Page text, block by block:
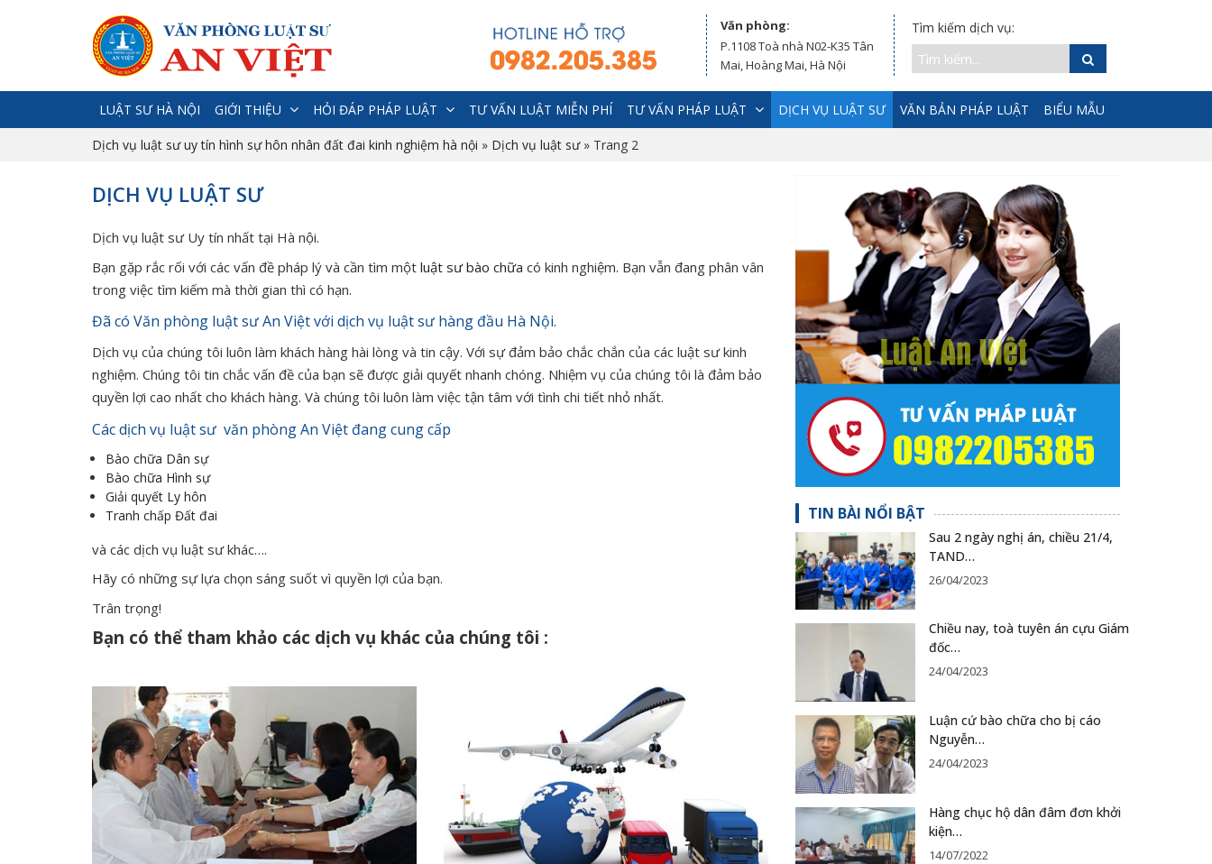
Văn phòng:
P.1108 Toà nhà N02-K35 Tân
Mai, Hoàng Mai, Hà Nội
Tìm kiếm dịch vụ:
LUẬT SƯ HÀ NỘI GIỚI THIỆU HỎI ĐÁP PHÁP LUẬT TƯ VẤN LUẬT MIỄN PHÍ TƯ VẤN PHÁP LUẬT DỊCH VỤ LUẬT SƯ VĂN BẢN PHÁP LUẬT BIỂU MẪU
Dịch vụ luật sư uy tín hình sự hôn nhân đất đai kinh nghiệm hà nội » Dịch vụ luật sư» Trang 2
DỊCH VỤ LUẬT SƯ
Dịch vụ luật sư Uy tín nhất tại Hà nội.
Bạn gặp rắc rối với các vấn đề pháp lý và cần tìm một luật sư bào chữa có kinh nghiệm. Bạn vẫn đang phân vân
trong việc tìm kiếm mà thời gian thì có hạn.
Đã có Văn phòng luật sư An Việt với dịch vụ luật sư hàng đầu Hà Nội.
Dịch vụ của chúng tôi luôn làm khách hàng hài lòng và tin cậy. Với sự đảm bảo chắc chắn của các luật sư kinh
nghiệm. Chúng tôi tin chắc vấn đề của bạn sẽ được giải quyết nhanh chóng. Nhiệm vụ của chúng tôi là đảm bảo
quyền lợi cao nhất cho khách hàng. Và chúng tôi luôn làm việc tận tâm với tình chi tiết nhỏ nhất.
Các dịch vụ luật sư văn phòng An Việt đang cung cấp
Bào chữa Dân sự
Bào chữa Hình sự
Giải quyết Ly hôn
Tranh chấp Đất đai
và các dịch vụ luật sư khác….
Hãy có những sự lựa chọn sáng suốt vì quyền lợi của bạn.
Trân trọng!
Bạn có thể tham khảo các dịch vụ khác của chúng tôi :
TIN BÀI NỔI BẬT
Sau 2 ngày nghị án, chiều 21/4,
TAND…
26/04/2023
Chiều nay, toà tuyên án cựu Giám
đốc…
24/04/2023
Luận cứ bào chữa cho bị cáo
Nguyễn…
24/04/2023
Hàng chục hộ dân đâm đơn khởi
kiện…
14/07/2022